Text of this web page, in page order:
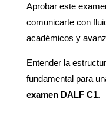
Aprobar este
comunicarte con
académicos y
Entender la
fundamental para
examen DALF C1.